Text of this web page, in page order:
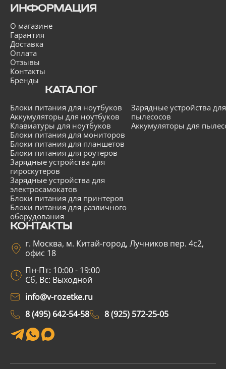
ИНФОРМАЦИЯ
О магазине
Гарантия
Доставка
Оплата
Отзывы
Контакты
Бренды
КАТАЛОГ
Блоки питания для ноутбуков
Аккумуляторы для ноутбуков
Клавиатуры для ноутбуков
Блоки питания для мониторов
Блоки питания для планшетов
Блоки питания для роутеров
Зарядные устройства для
гироскутеров
Зарядные устройства для
электросамокатов
Блоки питания для принтеров
Блоки питания для различного
оборудования
Зарядные устройства для
пылесосов
Аккумуляторы для
КОНТАКТЫ
г. Москва, м. Китай-город, Лучников пер. 4с2,
офис 18
Пн-Пт: 10:00 - 19:00
Сб, Вс: Выходной
info@v-rozetke.ru
8 (495) 642-54-58
8 (925) 572-25-05